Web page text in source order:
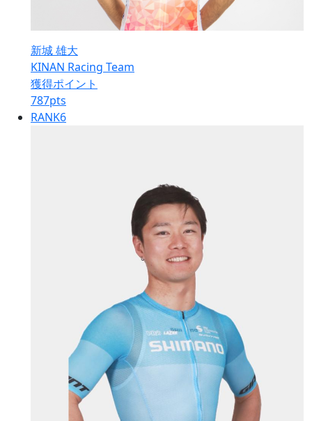
新城 雄大
KINAN Racing Team
獲得ポイント
787pts
RANK6